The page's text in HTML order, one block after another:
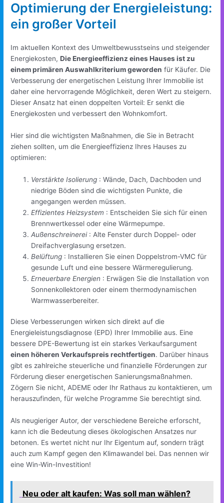
Optimierung der Energieleistung:
ein großer Vorteil
Im aktuellen Kontext des Umweltbewusstseins und steigender
Energiekosten,Die Energieeffizienz eines Hauses ist zu
einem primären Auswahlkriterium geworden für Käufer. Die
Verbesserung der energetischen Leistung Ihrer Immobilie ist
daher eine hervorragende Möglichkeit, deren Wert zu steigern.
Dieser Ansatz hat einen doppelten Vorteil: Er senkt die
Energiekosten und verbessert den Wohnkomfort.
Hier sind die wichtigsten Maßnahmen, die Sie in Betracht
ziehen sollten, um die Energieeffizienz Ihres Hauses zu
optimieren:
Verstärkte Isolierung : Wände, Dach, Dachboden und
niedrige Böden sind die wichtigsten Punkte, die
angegangen werden müssen.
Effizientes Heizsystem : Entscheiden Sie sich für einen
Brennwertkessel oder eine Wärmepumpe.
Außenschreinerei: Alte Fenster durch Doppel- oder
Dreifachverglasung ersetzen.
Belüftung : Installieren Sie einen Doppelstrom-VMC für
gesunde Luft und eine bessere Wärmeregulierung.
Erneuerbare Energien : Erwägen Sie die Installation von
Sonnenkollektoren oder einem thermodynamischen
Warmwasserbereiter.
Diese Verbesserungen wirken sich direkt auf die
Energieleistungsdiagnose (EPD) Ihrer Immobilie aus. Eine
bessere DPE-Bewertung ist ein starkes Verkaufsargument
einen höheren Verkaufspreis rechtfertigen. Darüber hinaus
gibt es zahlreiche steuerliche und finanzielle Förderungen zur
Förderung dieser energetischen Sanierungsmaßnahmen.
Zögern Sie nicht, ADEME oder Ihr Rathaus zu kontaktieren, um
herauszufinden, für welche Programme Sie berechtigt sind.
Als neugieriger Autor, der verschiedene Bereiche erforscht,
kann ich die Bedeutung dieses ökologischen Ansatzes nur
betonen. Es wertet nicht nur Ihr Eigentum auf, sondern trägt
auch zum Kampf gegen den Klimawandel bei. Das nennen wir
eine Win-Win-Investition!
Neu oder alt kaufen: Was soll man wählen?